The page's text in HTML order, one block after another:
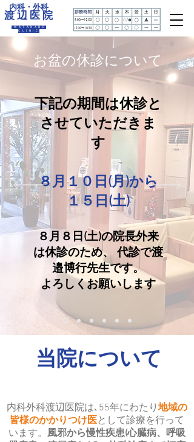
内科・外科
渡 辺 医 院
WATANABE
CLINIC
お盆の休診について
下記の期間は休診と
させていただきま
す
８月１０日(月)から
１５日(土)
８月８日(土)の院長外来
は休診のため、 代診で渡
邉博行先生です。
よろしくお願いします
​当院について
内科外科渡辺医院は､55年にわたり 地域の
皆様のかかりつけ医として診療を行って
います。 風邪から慢性疾患(心臓病、呼吸